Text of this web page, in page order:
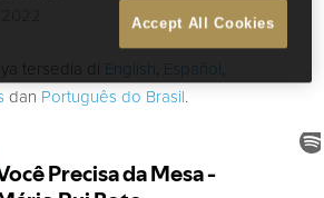
tersedia di English, Español,
dan Português do Brasil.
Accept All Cookies